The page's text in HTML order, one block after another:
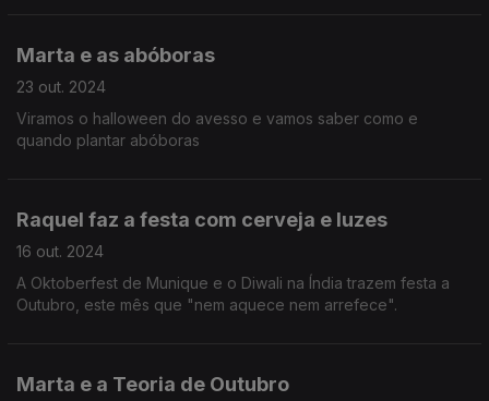
Marta e as abóboras
23 out. 2024
Viramos o halloween do avesso e vamos saber como e
quando plantar abóboras
Raquel faz a festa com cerveja e luzes
16 out. 2024
A Oktoberfest de Munique e o Diwali na Índia trazem festa a
Outubro, este mês que "nem aquece nem arrefece".
Marta e a Teoria de Outubro